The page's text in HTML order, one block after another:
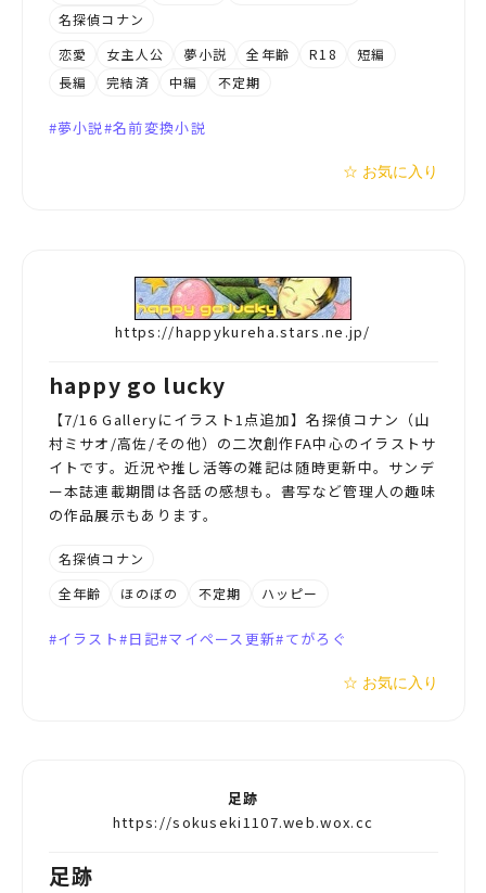
名探偵コナン
恋愛
女主人公 夢小説 全年齢 R18
短編
長編
完結済 中編 不定期
夢小説 名前変換小説
☆ お気に入り
https://happykureha.stars.ne.jp/
happy go lucky
【7/16 Galleryにイラスト1点追加】名探偵コナン（山
村ミサオ/高佐/その他）の二次創作FA中心のイラストサ
イトです。近況や推し活等の雑記は随時更新中。サンデ
ー本誌連載期間は各話の感想も。書写など管理人の趣味
の作品展示もあります。
名探偵コナン
全年齢
ほのぼの 不定期 ハッピー
イラスト 日記 マイペース更新 てがろぐ
☆ お気に入り
足跡
https://sokuseki1107.web.wox.cc
足跡